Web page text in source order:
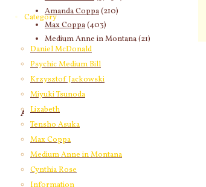
Category
Daniel McDonald
Psychic Medium Bill
Krzysztof Jackowski
Miyuki Tsunoda
Lizabeth
Tensho Asuka
Max Coppa
Medium Anne in Montana
Cynthia Rose
Amanda Coppa(210)
Max Coppa(403)
Medium Anne in Montana(21)
Cynthia Rose(4)
Archives
2026年8月
2026年7月 (58)